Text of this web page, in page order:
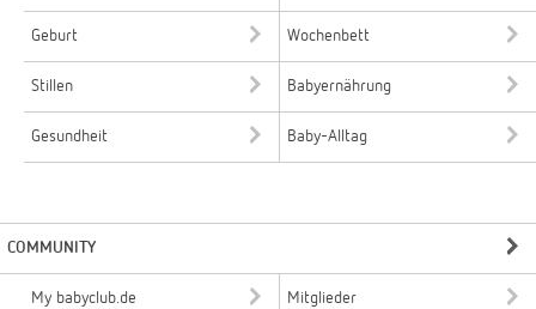
Geburt Wochenbett
Stillen Babyernährung
Gesundheit Baby-Alltag
COMMUNITY
My babyclub.de Mitglieder